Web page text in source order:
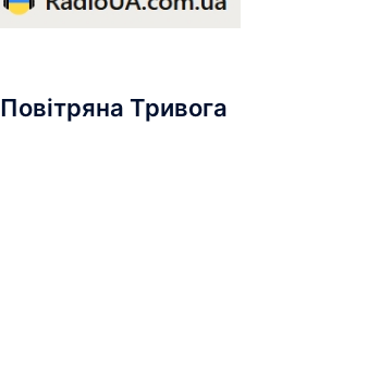
Повітряна Тривога